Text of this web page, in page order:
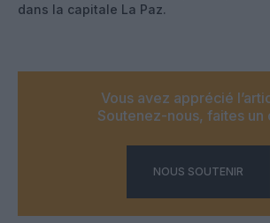
dans la capitale La Paz.
Vous avez apprécié
Soutenez-nous, faites un
NOUS SOUTENIR